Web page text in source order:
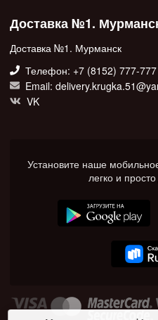
Доставка №1.
Доставка №1. Мурманск
Телефон: +7 (8152) 777-777
Email:
VK
Установите наше
легко и